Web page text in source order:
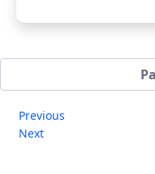
Previous
Next